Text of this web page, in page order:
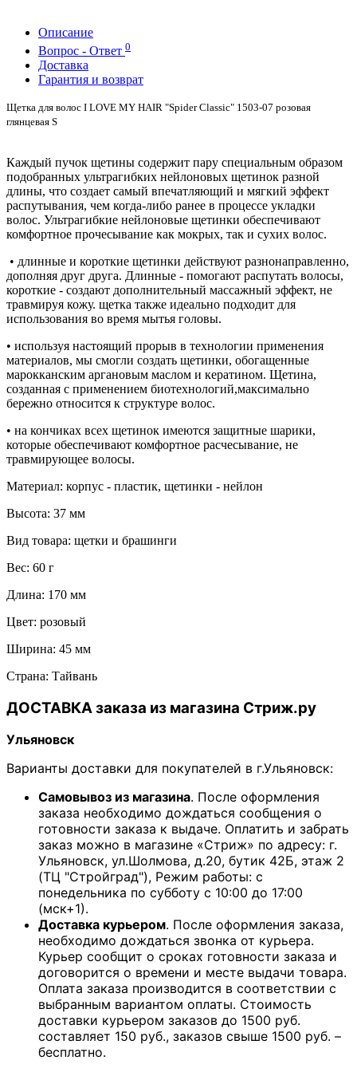
Описание
Вопрос - Ответ 0
Доставка
Гарантия и возврат
Щетка для волос I LOVE MY HAIR "Spider Classic" 1503-07 розовая
глянцевая S
Каждый пучок щетины содержит пару специальным образом
подобранных ультрагибких нейлоновых щетинок разной
длины, что создает самый впечатляющий и мягкий эффект
распутывания, чем когда-либо ранее в процессе укладки
волос. Ультрагибкие нейлоновые щетинки обеспечивают
комфортное прочесывание как мокрых, так и сухих волос.
• длинные и короткие щетинки действуют разнонаправленно,
дополняя друг друга. Длинные - помогают распутать волосы,
короткие - создают дополнительный массажный эффект, не
травмируя кожу. щетка также идеально подходит для
использования во время мытья головы.
• используя настоящий прорыв в технологии применения
материалов, мы смогли создать щетинки, обогащенные
марокканским аргановым маслом и кератином. Щетина,
созданная с применением биотехнологий,максимально
бережно относится к структуре волос.
• на кончиках всех щетинок имеются защитные шарики,
которые обеспечивают комфортное расчесывание, не
травмирующее волосы.
Материал: корпус - пластик, щетинки - нейлон
Высота: 37 мм
Вид товара: щетки и брашинги
Вес: 60 г
Длина: 170 мм
Цвет: розовый
Ширина: 45 мм
Страна: Тайвань
ДОСТАВКА заказа из магазина Стриж.ру
Ульяновск
Варианты доставки для покупателей в г.Ульяновск:
Самовывоз из магазина. После оформления
заказа необходимо дождаться сообщения о
готовности заказа к выдаче. Оплатить и забрать
заказ можно в магазине «Стриж» по адресу: г.
Ульяновск, ул.Шолмова, д.20, бутик 42Б, этаж 2
(ТЦ "Стройград"), Режим работы: с
понедельника по субботу с 10:00 до 17:00
(мск+1).
Доставка курьером. После оформления заказа,
необходимо дождаться звонка от курьера.
Курьер сообщит о сроках готовности заказа и
договорится о времени и месте выдачи товара.
Оплата заказа производится в соответствии с
выбранным вариантом оплаты. Стоимость
доставки курьером заказов до 1500 руб.
составляет 150 руб., заказов свыше 1500 руб. –
бесплатно.